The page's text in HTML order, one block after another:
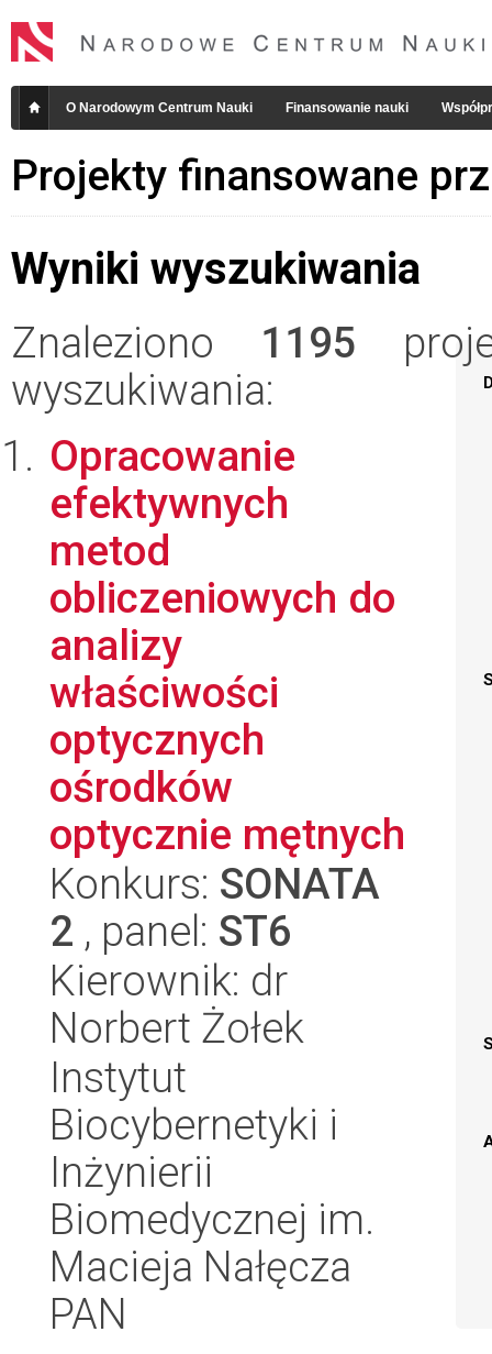
O Narodowym Centrum Nauki Finansowanie nauki
Projekty finansowane
Wyniki wyszukiwania
Znaleziono 1195
wyszukiwania:
Opracowanie
efektywnych
metod
obliczeniowych do
analizy
właściwości
optycznych
ośrodków
optycznie mętnych
Konkurs: SONATA
2 , panel: ST6
Kierownik: dr
Norbert Żołek
Instytut
Biocybernetyki i
Inżynierii
Biomedycznej im.
Macieja Nałęcza
PAN